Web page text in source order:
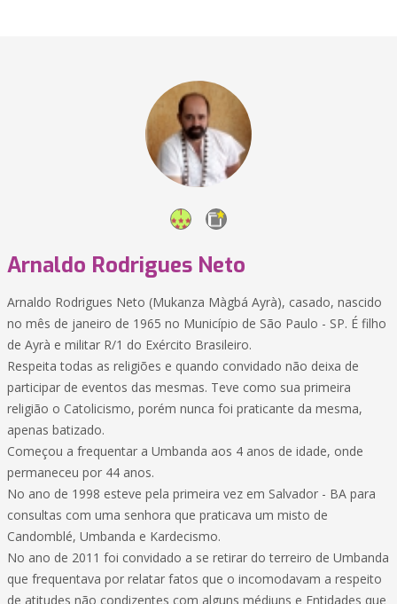
Arnaldo Rodrigues Neto
Arnaldo Rodrigues Neto (Mukanza Màgbá Ayrà), casado, nascido
no mês de janeiro de 1965 no Município de São Paulo - SP. É filho
de Ayrà e militar R/1 do Exército Brasileiro.
Respeita todas as religiões e quando convidado não deixa de
participar de eventos das mesmas. Teve como sua primeira
religião o Catolicismo, porém nunca foi praticante da mesma,
apenas batizado.
Começou a frequentar a Umbanda aos 4 anos de idade, onde
permaneceu por 44 anos.
No ano de 1998 esteve pela primeira vez em Salvador - BA para
consultas com uma senhora que praticava um misto de
Candomblé, Umbanda e Kardecismo.
No ano de 2011 foi convidado a se retirar do terreiro de Umbanda
que frequentava por relatar fatos que o incomodavam a respeito
de atitudes não condizentes com alguns médiuns e Entidades que